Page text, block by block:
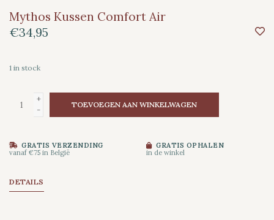
Mythos Kussen Comfort Air
€34,95
1 in stock
+
-
TOEVOEGEN AAN WINKELWAGEN
GRATIS VERZENDING
vanaf €75 in België
GRATIS OPHALEN
in de winkel
DETAILS